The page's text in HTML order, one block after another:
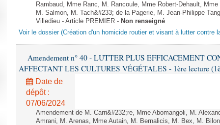
Rambaud, Mme Ranc, M. Rancoule, Mme Robert-Dehault,
M. Salmon, M. Tach&#233; de la Pagerie, M. Jean-Philippe
Villedieu - Article PREMIER - Non renseigné
Voir le dossier (Création d'un homicide routier et visant à lutter contre
Amendement n° 40 - LUTTER PLUS EFFICACEMENT
AFFECTANT LES CULTURES VÉGÉTALES - 1ère lecture
Date de
dépôt :
07/06/2024
Amendement de M. Carri&#232;re, Mme Abomangoli, M.
Amrani, M. Arenas, Mme Autain, M. Bernalicis, M. Bex, M.